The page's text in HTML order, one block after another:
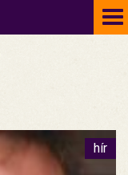
hír